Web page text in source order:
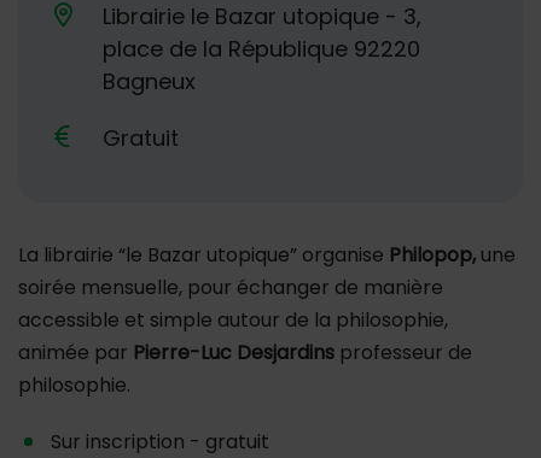
Lieu alternatif
Librairie le Bazar utopique - 3,
place de la République 92220
Bagneux
Gratuit
La librairie “le Bazar utopique” organise Philopop, une
soirée mensuelle, pour échanger de manière
accessible et simple autour de la philosophie,
animée par Pierre-Luc Desjardins professeur de
philosophie.
Sur inscription - gratuit